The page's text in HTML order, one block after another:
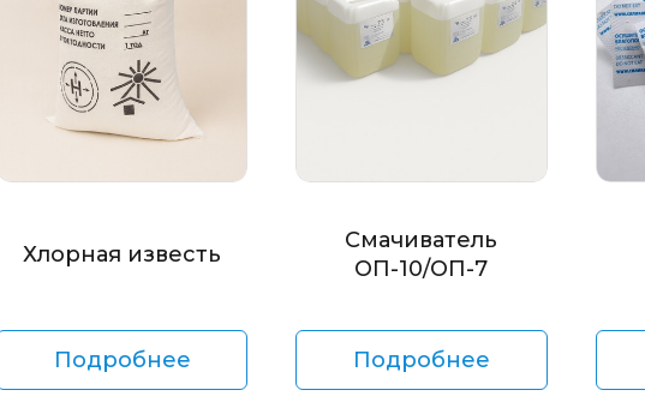
Хлорная известь
Подробнее
Смачиватель
ОП-10/ОП-7
Подробнее